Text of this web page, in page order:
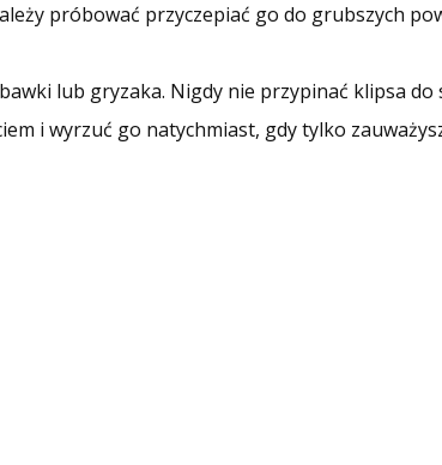
próbować przyczepiać go do grubszych
lub gryzaka. Nigdy nie przypinać klipsa
i wyrzuć go natychmiast, gdy tylko